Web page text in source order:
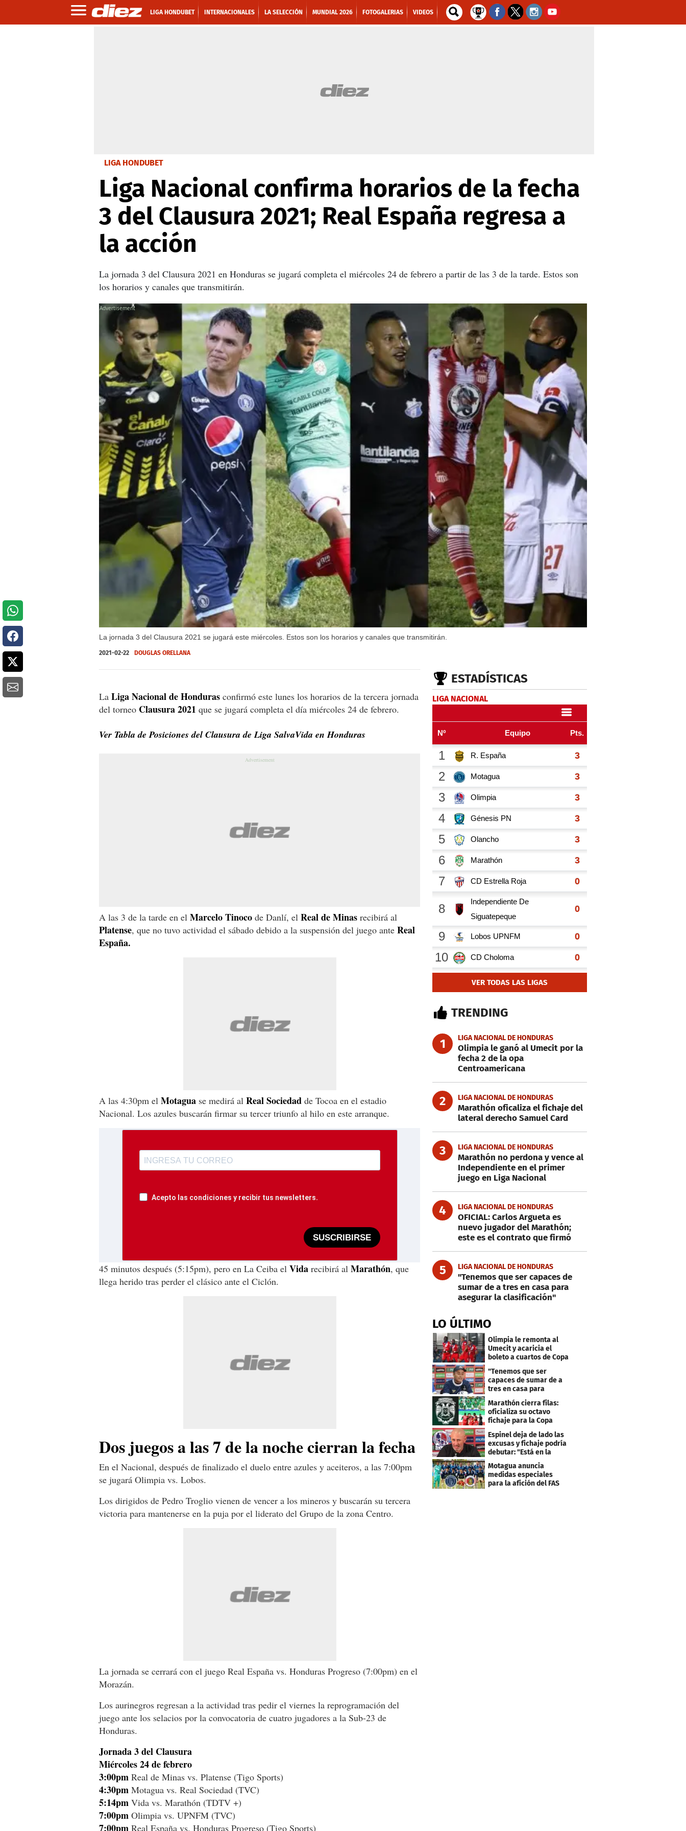
LIGA HONDUBET INTERNACIONALES LA SELECCIÓN MUNDIAL 2026 FOTOGALERIAS VIDEOS
LIGA HONDUBET
Liga Nacional confirma horarios de la fecha
3 del Clausura 2021; Real España regresa a
la acción
La jornada 3 del Clausura 2021 en Honduras se jugará completa el miércoles 24 de febrero a partir de las 3 de la tarde. Estos son
los horarios y canales que transmitirán.
La jornada 3 del Clausura 2021 se jugará este miércoles. Estos son los horarios y canales que transmitirán.
X
2021-02-22 DOUGLAS ORELLANA
La Liga Nacional de Honduras confirmó este lunes los horarios de la tercera jornada
del torneo Clausura 2021 que se jugará completa el día miércoles 24 de febrero.
Ver Tabla de Posiciones del Clausura de Liga SalvaVida en Honduras
A las 3 de la tarde en el Marcelo Tinoco de Danlí, el Real de Minas recibirá al
Platense, que no tuvo actividad el sábado debido a la suspensión del juego ante Real
España.
A las 4:30pm el Motagua se medirá al Real Sociedad de Tocoa en el estadio
Nacional. Los azules buscarán firmar su tercer triunfo al hilo en este arranque.
Acepto las condiciones y recibir tus newsletters.
SUSCRIBIRSE
45 minutos después (5:15pm), pero en La Ceiba el Vida recibirá al Marathón, que
llega herido tras perder el clásico ante el Ciclón.
Dos juegos a las 7 de la noche cierran la fecha
En el Nacional, después de finalizado el duelo entre azules y aceiteros, a las 7:00pm
se jugará Olimpia vs. Lobos.
Los dirigidos de Pedro Troglio vienen de vencer a los mineros y buscarán su tercera
victoria para mantenerse en la puja por el liderato del Grupo de la zona Centro.
La jornada se cerrará con el juego Real España vs. Honduras Progreso (7:00pm) en el
Morazán.
Los aurinegros regresan a la actividad tras pedir el viernes la reprogramación del
juego ante los selacios por la convocatoria de cuatro jugadores a la Sub-23 de
Honduras.
Jornada 3 del Clausura
Miércoles 24 de febrero
3:00pm Real de Minas vs. Platense (Tigo Sports)
4:30pm Motagua vs. Real Sociedad (TVC)
5:14pm Vida vs. Marathón (TDTV +)
7:00pm Olimpia vs. UPNFM (TVC)
7:00pm Real España vs. Honduras Progreso (Tigo Sports)
ESTADÍSTICAS
LIGA NACIONAL
VER TODAS LAS LIGAS
TRENDING
1 LIGA NACIONAL DE HONDURAS
Olimpia le ganó al Umecit por la
fecha 2 de la opa
Centroamericana
2 LIGA NACIONAL DE HONDURAS
Marathón oficaliza el fichaje del
lateral derecho Samuel Card
3 LIGA NACIONAL DE HONDURAS
Marathón no perdona y vence al
Independiente en el primer
juego en Liga Nacional
4 LIGA NACIONAL DE HONDURAS
OFICIAL: Carlos Argueta es
nuevo jugador del Marathón;
este es el contrato que firmó
5 LIGA NACIONAL DE HONDURAS
"Tenemos que ser capaces de
sumar de a tres en casa para
asegurar la clasificación"
LO ÚLTIMO
Olimpia le remonta al
Umecit y acaricia el
boleto a cuartos de Copa
"Tenemos que ser
capaces de sumar de a
tres en casa para
asegurar la
clasificación"
Marathón cierra filas:
oficializa su octavo
fichaje para la Copa
Centroamericana
Espinel deja de lado las
excusas y fichaje podría
debutar: "Está en la
Motagua anuncia
medidas especiales
para la afición del FAS